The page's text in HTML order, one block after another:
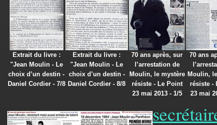
Extrait du livre :
"Jean Moulin - Le
choix d’un destin -
Daniel Cordier - 7/8
Extrait du livre :
"Jean Moulin - Le
choix d’un destin -
Daniel Cordier - 8/8
70 ans après, sur
l’arrestation de
Moulin, le mystère
résiste - Le Point
23 mai 2013 - 1/5
70 ans
Moulin,
résiste -
23 mai